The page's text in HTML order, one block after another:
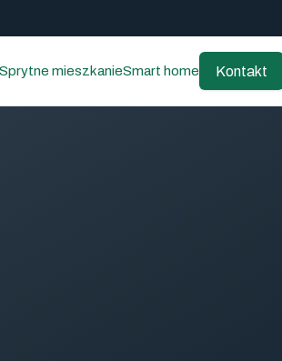
Sprytne mieszkanieSmart home Kontakt